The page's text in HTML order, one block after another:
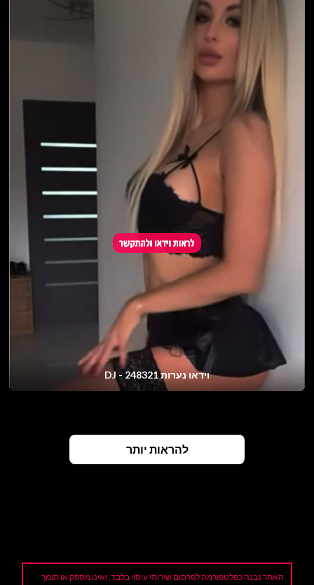
וידאו נערות DJ - 248321
להראות יותר
האתר נבנה כפלטפורמה לפרסום שירותי עיסוי בלבד, ואינו מספק או תומך